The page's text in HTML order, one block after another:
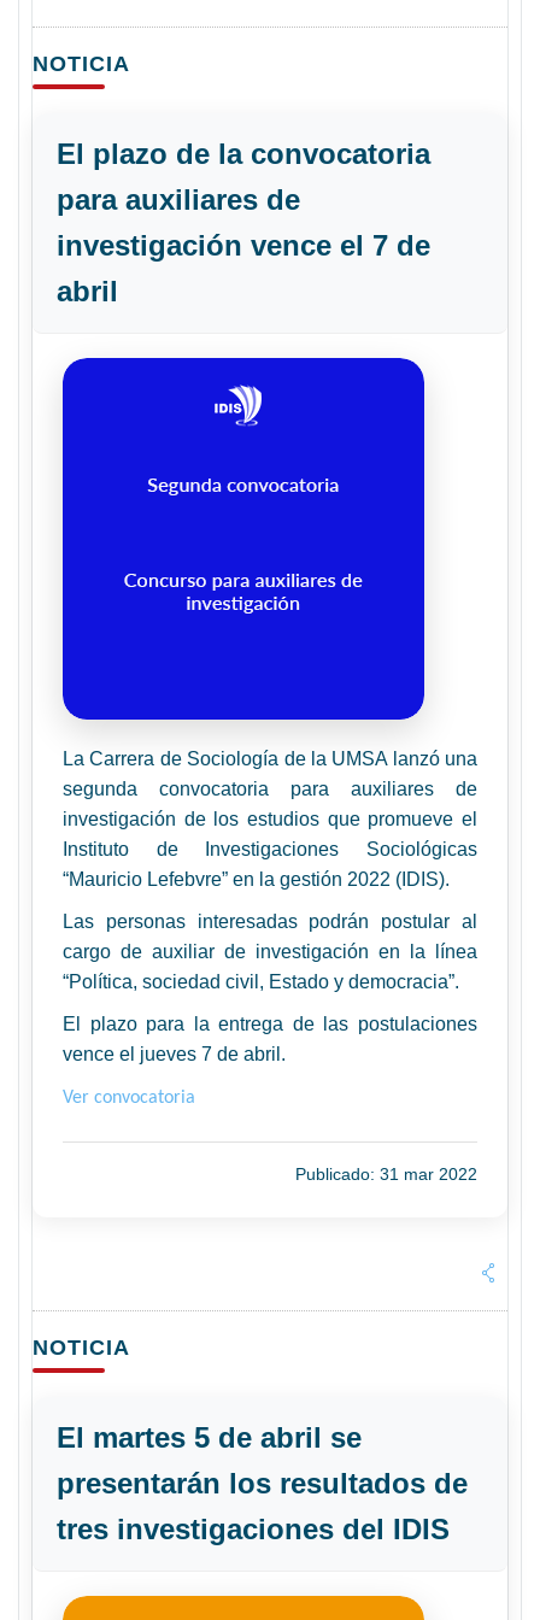
NOTICIA
El plazo de la convocatoria
para auxiliares de
investigación vence el 7 de
abril
La Carrera de Sociología de la UMSA lanzó una
segunda convocatoria para auxiliares de
investigación de los estudios que promueve el
Instituto de Investigaciones Sociológicas
“Mauricio Lefebvre” en la gestión 2022 (IDIS).
Las personas interesadas podrán postular al
cargo de auxiliar de investigación en la línea
“Política, sociedad civil, Estado y democracia”.
El plazo para la entrega de las postulaciones
vence el jueves 7 de abril.
Ver convocatoria
Publicado: 31 mar 2022
NOTICIA
El martes 5 de abril se
presentarán los resultados de
tres investigaciones del IDIS